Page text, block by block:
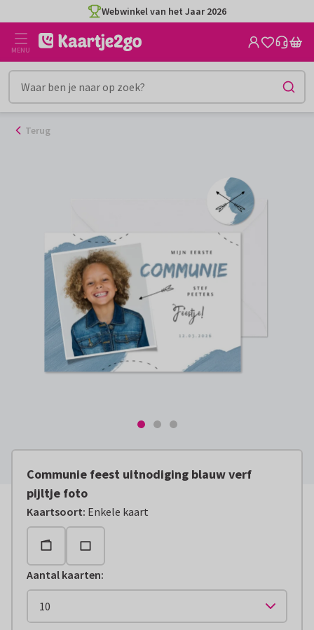
naar
inhoud
Webwinkel van het Jaar 2026
MENU
Terug
Communie feest uitnodiging blauw verf
pijltje foto
Kaartsoort: Enkele kaart
Aantal kaarten: